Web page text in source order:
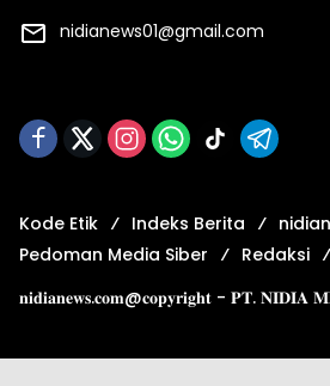
nidianews01@gmail.com
Kode Etik Indeks Berita
Pedoman Media Siber
Redaksi
𝐧𝐢𝐝𝐢𝐚𝐧𝐞𝐰𝐬.𝐜𝐨𝐦@𝐜𝐨𝐩𝐲𝐫𝐢𝐠𝐡𝐭 - 𝐏𝐓.